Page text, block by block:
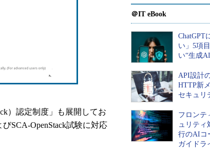
）認定制度」も展開してお
SCA-OpenStack試験に対応
＠IT eBook
ChatGPT
い」5項
い“生成
API設計
HTTP新
セキュリ
フロンテ
ュリテ
行のAIコ
ガイドラ